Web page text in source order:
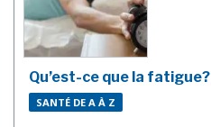
Qu’est-ce que la fatigue?
SANTÉ DE A À Z